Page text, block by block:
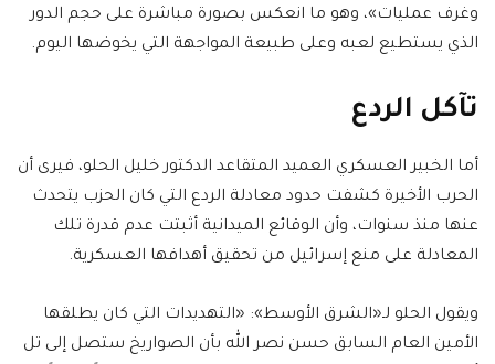
وغرف عمليات»، وهو ما انعكس بصورة مباشرة على حجم الدور
الذي يستطيع لعبه وعلى طبيعة المواجهة التي يخوضها اليوم.
تآكل الردع
أما الخبير العسكري العميد المتقاعد الدكتور خليل الحلو، فيرى أن
الحرب الأخيرة كشفت حدود معادلة الردع التي كان الحزب يتحدث
عنها منذ سنوات، وأن الوقائع الميدانية أثبتت عدم قدرة تلك
المعادلة على منع إسرائيل من تحقيق أهدافها العسكرية.
ويقول الحلو لـ«الشرق الأوسط»: «التهديدات التي كان يطلقها
الأمين العام السابق حسن نصر الله بأن الصواريخ ستصل إلى تل